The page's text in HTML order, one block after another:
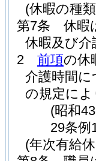
(休暇の種
第7条
休暇
休暇及び
2
前項の休
介護時間
の規定に
(昭和
29条例
(年次有給